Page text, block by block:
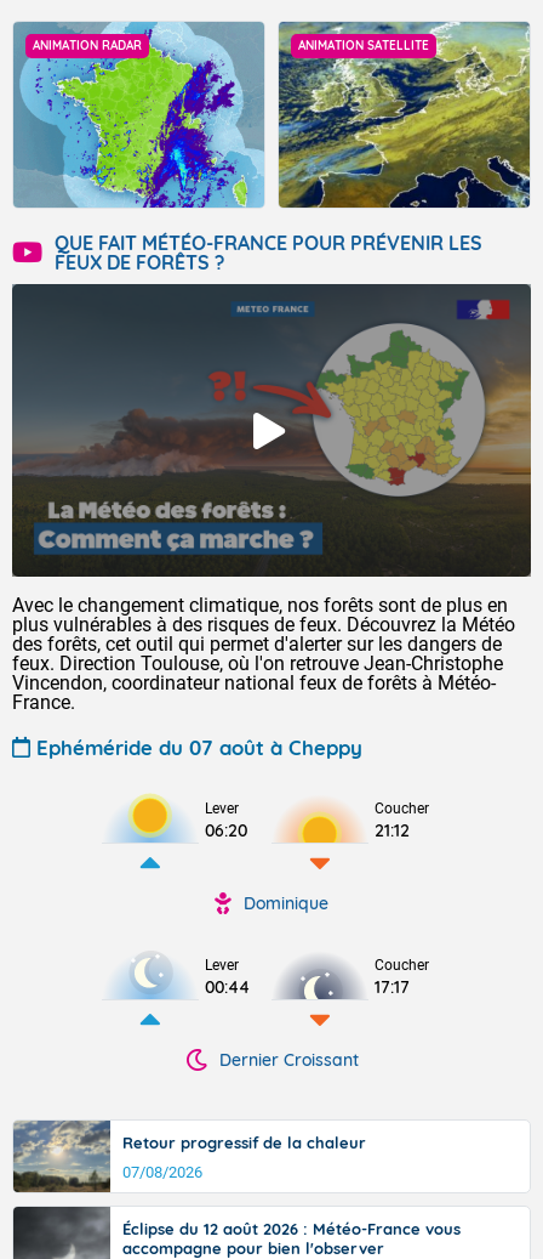
ANIMATION RADAR ANIMATION SATELLITE
QUE FAIT MÉTÉO-FRANCE POUR PRÉVENIR LES
FEUX DE FORÊTS ?
Avec le changement climatique, nos forêts sont de plus en
plus vulnérables à des risques de feux. Découvrez la Météo
des forêts, cet outil qui permet d'alerter sur les dangers de
feux. Direction Toulouse, où l'on retrouve Jean-Christophe
Vincendon, coordinateur national feux de forêts à Météo-
France.
Ephéméride du 07 août à Cheppy
Lever
06:20
Coucher
21:12
Dominique
Lever
00:44
Coucher
17:17
Dernier Croissant
Retour progressif de la chaleur
07/08/2026
Éclipse du 12 août 2026 : Météo-France vous
accompagne pour bien l'observer